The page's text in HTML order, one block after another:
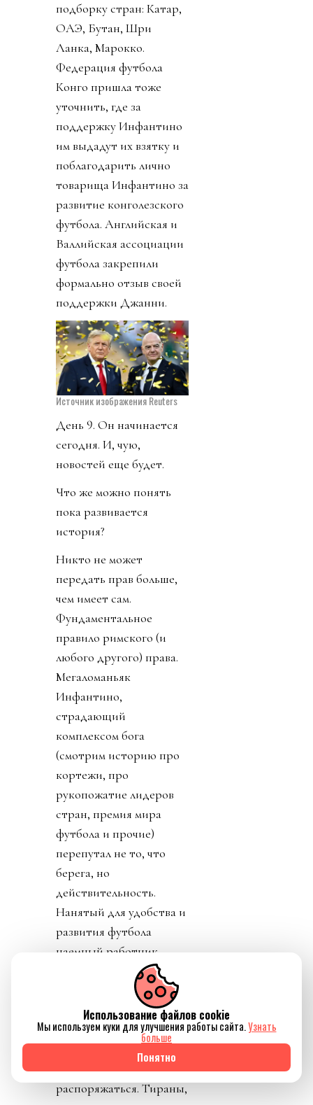
подборку стран: Катар,
ОАЭ, Бутан, Шри
Ланка, Марокко.
Федерация футбола
Конго пришла тоже
уточнить, где за
поддержку Инфантино
им выдадут их взятку и
поблагодарить лично
товарища Инфантино за
развитие конголезского
футбола. Английская и
Валлийская ассоциации
футбола закрепили
формально отзыв своей
поддержки Джанни.
Источник изображения Reuters
День 9. Он начинается
сегодня. И, чую,
новостей еще будет.
Что же можно понять
пока развивается
история?
Никто не может
передать прав больше,
чем имеет сам.
Фундаментальное
правило римского (и
любого другого) права.
Мегаломаньяк
Инфантино,
страдающий
комплексом бога
(смотрим историю про
кортежи, про
рукопожатие лидеров
стран, премия мира
футбола и прочие)
перепутал не то, что
берега, но
действительность.
Нанятый для удобства и
развития футбола
наемный работник
вообразил, что он и есть
футбол. Что он изобрел
футбол и является
единственным
«продукта». И может им
распоряжаться. Тираны,
Использование файлов cookie
Мы используем куки для улучшения работы сайта.Узнать
больше
Понятно